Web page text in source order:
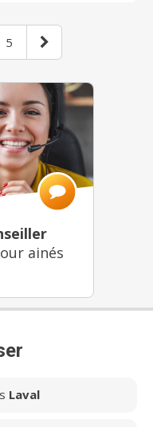
5
ainés
Laval